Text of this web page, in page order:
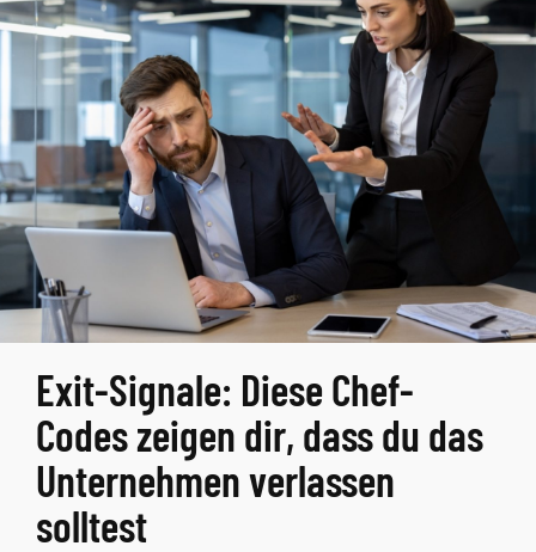
Exit-Signale: Diese Chef-
Codes zeigen dir, dass du das
Unternehmen verlassen
solltest